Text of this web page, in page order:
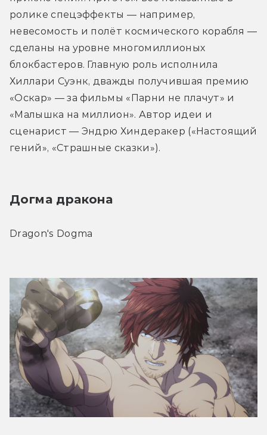
ролике спецэффекты — например,
невесомость и полёт космического корабля —
сделаны на уровне многомиллионых
блокбастеров. Главную роль исполнила
Хиллари Суэнк, дважды получившая премию
«Оскар» — за фильмы «Парни не плачут» и
«Малышка на миллион». Автор идеи и
сценарист — Эндрю Хиндеракер («Настоящий
гений», «Страшные сказки»).
Догма дракона
Dragon's Dogma